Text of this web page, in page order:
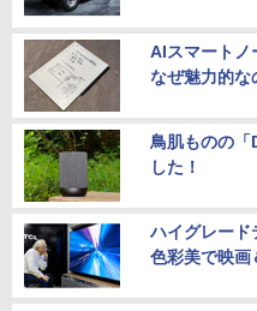
AIスマートノ
なぜ魅力的な
鳥肌ものの「
した！
ハイグレー
色彩美で映画